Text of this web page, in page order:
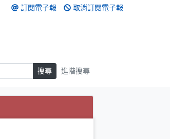
訂閱電子報 取消訂閱電子報
搜尋 進階搜尋